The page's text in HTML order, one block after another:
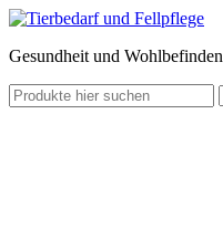
Zum
springen
Gesundheit und Wohlbefinden